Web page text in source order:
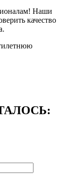
Наши
качество